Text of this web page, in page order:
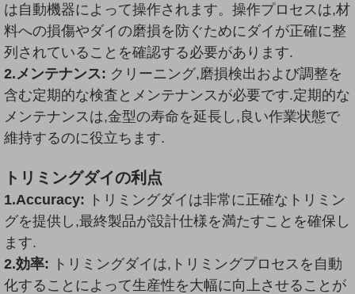
は自動機器によって操作されます。操作プロセスは,材
料への損傷やダイの磨損を防ぐためにダイが正確に整
列されていることを確認する必要があります.
2.メンテナンス: クリーニング,磨損検出および調整を
含む定期的な検査とメンテナンスが必要です.定期的な
メンテナンスは,金型の寿命を延長し,良い作業状態で
維持するのに役立ちます.
トリミングダイの利点
1.Accuracy: トリミングダイは非常に正確なトリミン
グを提供し,最終製品が設計仕様を満たすことを確保し
ます.
2.効率: トリミングダイは,トリミングプロセスを自動
化することによって生産性を大幅に向上させることが